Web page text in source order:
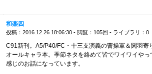
和楽四
投稿：2016.12.26 18:06:30 - 閲覧：105回 - ライブラリ：0
C91新刊。A5/P40/FC・十三支演義の曹操軍＆関羽寄
オールキャラ本。季節ネタを絡めて皆でワイワイやっ
感じのお話になっています。